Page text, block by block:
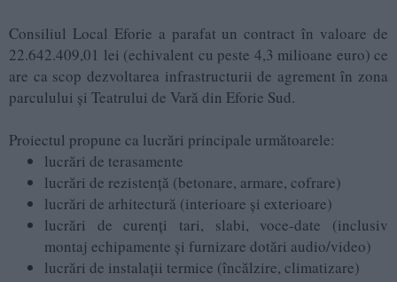
Consiliul Local Eforie a parafat un contract în valoare de
22.642.409,01 lei (echivalent cu peste 4,3 milioane euro) ce
are ca scop dezvoltarea infrastructurii de agrement în zona
parculului și Teatrului de Vară din Eforie Sud.
Proiectul propune ca lucrări principale următoarele:
lucrări de terasamente
lucrări de rezistență (betonare, armare, cofrare)
lucrări de arhitectură (interioare și exterioare)
lucrări de curenți tari, slabi, voce-date (inclusiv
montaj echipamente și furnizare dotări audio/video)
lucrări de instalații termice (încălzire, climatizare)